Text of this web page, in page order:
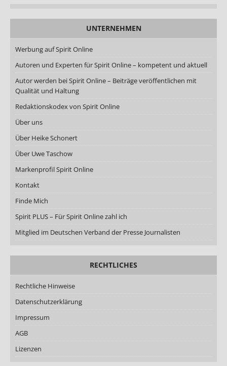
UNTERNEHMEN
Werbung auf Spirit Online
Autoren und Experten für Spirit Online – kompetent und aktuell
Autor werden bei Spirit Online – Beiträge veröffentlichen mit
Qualität und Haltung
Redaktionskodex von Spirit Online
Über uns
Über Heike Schonert
Über Uwe Taschow
Markenprofil Spirit Online
Kontakt
Finde Mich
Spirit PLUS – Für Spirit Online zahl ich
Mitglied im Deutschen Verband der Presse Journalisten
RECHTLICHES
Rechtliche Hinweise
Datenschutzerklärung
Impressum
AGB
Lizenzen